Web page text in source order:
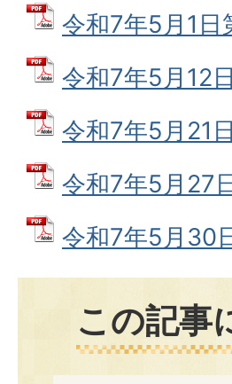
令和7年5月1
令和7年5月12
令和7年5月21
令和7年5月27
令和7年5月30
この記事